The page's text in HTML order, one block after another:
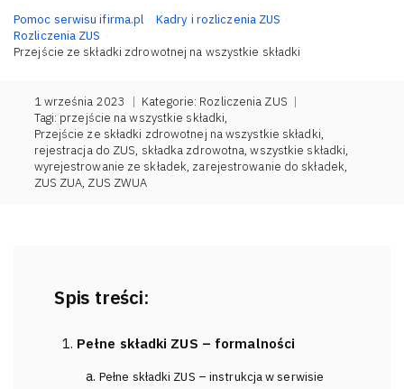
Pomoc serwisu ifirma.pl
Kadry i rozliczenia ZUS
Rozliczenia ZUS
Przejście ze składki zdrowotnej na wszystkie składki
1 września 2023 | Kategorie: Rozliczenia ZUS |
Tagi: przejście na wszystkie składki,
Przejście ze składki zdrowotnej na wszystkie składki,
rejestracja do ZUS, składka zdrowotna,wszystkie składki,
wyrejestrowanie ze składek, zarejestrowanie do składek,
ZUS ZUA, ZUS ZWUA
Spis treści:
Pełne składki ZUS – formalności
Pełne składki ZUS – instrukcja w serwisie